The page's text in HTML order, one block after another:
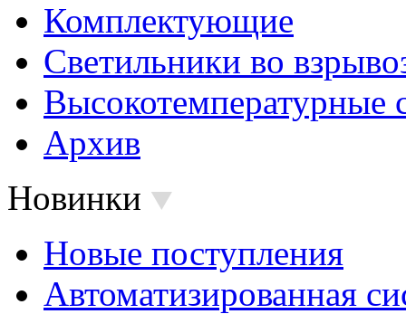
Комплектующие
Светильники во
Высокотемпературные
Архив
Новинки
Новые поступления
Автоматизированная